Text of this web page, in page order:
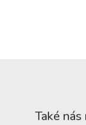
Také nás